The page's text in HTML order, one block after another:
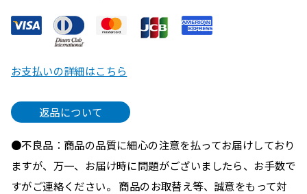
お支払いの詳細はこちら
返品について
●不良品：商品の品質に細心の注意を払ってお届けしており
ますが、万一、お届け時に問題がございましたら、お手数で
すがご連絡ください。 商品のお取替え等、誠意をもって対